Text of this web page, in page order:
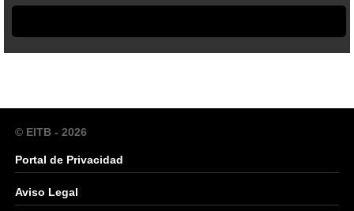
© EITB - 2026
Portal de Privacidad
Aviso Legal